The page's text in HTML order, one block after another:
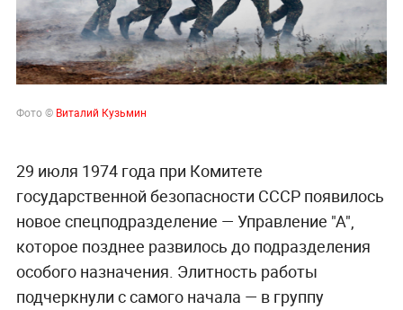
Фото © Виталий Кузьмин
29 июля 1974 года при Комитете
государственной безопасности СССР появилось
новое спецподразделение — Управление "А",
которое позднее развилось до подразделения
особого назначения. Элитность работы
подчеркнули с самого начала — в группу